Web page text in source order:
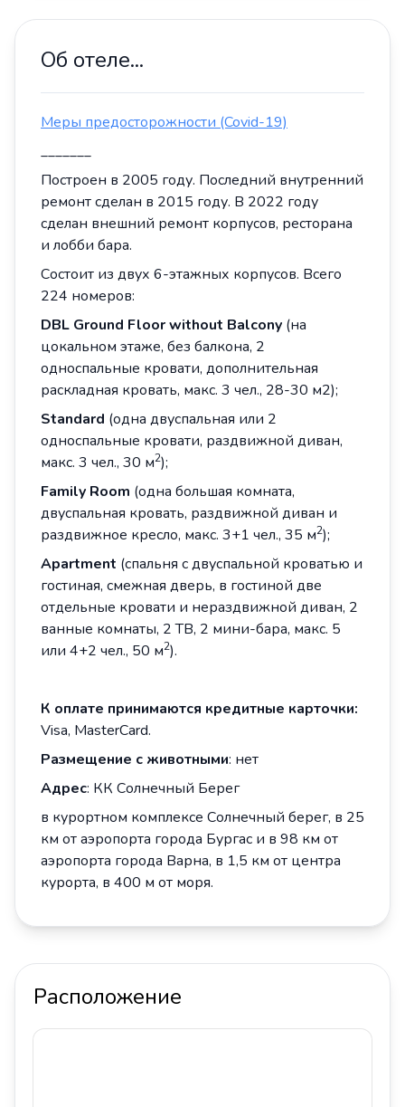
Об отеле...
Меры предосторожности (Covid-19)
_______
Построен в 2005 году. Последний внутренний
ремонт сделан в 2015 году. В 2022 году
сделан внешний ремонт корпусов, ресторана
и лобби бара.
Состоит из двух 6-этажных корпусов. Всего
224 номеров:
DBL Ground Floor without Balcony (на
цокальном этаже, без балкона, 2
односпальные кровати, дополнительная
раскладная кровать, макс. 3 чел., 28-30 м2);
Standard (одна двуспальная или 2
односпальные кровати, раздвижной диван,
макс. 3 чел., 30 м2);
Family Room (одна большая комната,
двуспальная кровать, раздвижной диван и
раздвижное кресло, макс. 3+1 чел., 35 м2);
Apartment (спальня с двуспальной кроватью и
гостиная, смежная дверь, в гостиной две
отдельные кровати и нераздвижной диван, 2
ванные комнаты, 2 ТВ, 2 мини-бара, макс. 5
или 4+2 чел., 50 м2).
К оплате принимаются кредитные карточки:
Visa, MasterCard.
Размещение с животными: нет
Адрес: КК Солнечный Берег
в курортном комплексе Солнечный берег, в 25
км от аэропорта города Бургас и в 98 км от
аэропорта города Варна, в 1,5 км от центра
курорта, в 400 м от моря.
Расположение